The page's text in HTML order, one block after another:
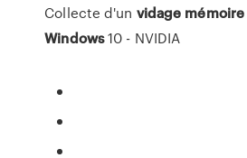
Collecte d'un vidage mémoire
Windows10 - NVIDIA